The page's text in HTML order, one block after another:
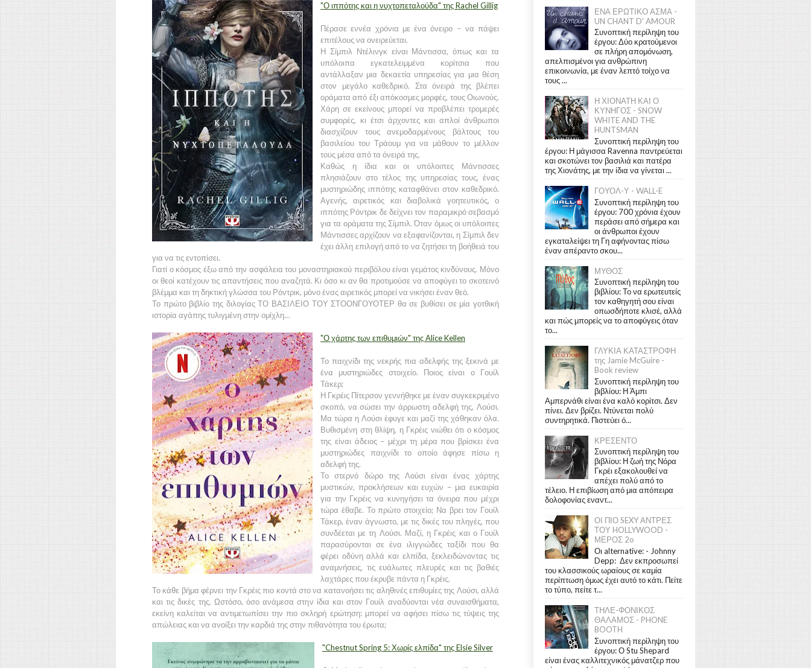
"Ο ιππότης και η νυχτοπεταλούδα" της Rachel Gillig
Πέρασε εννέα χρόνια με ένα όνειρο − να πάψει
επιτέλους να ονειρεύεται.
Η Σίμπιλ Ντέλινγκ είναι Μάντισσα, όπως και τα
υπόλοιπα εγκατελειμμένα κορίτσια που
αντάλλαξαν μια δεκαετία υπηρεσίας για μια θέση
στον μεγάλο καθεδρικό. Στα όνειρά της βλέπει
οράματα από έξι απόκοσμες μορφές, τους Οιωνούς.
Χάρη σε εκείνους μπορεί να προβλέπει τρομερές
συμφορές, κι έτσι άρχοντες και απλοί άνθρωποι
διασχίζουν τους ανεμοδαρμένους βάλτους του
βασιλείου του Τράουμ για να μάθουν το μέλλον
τους μέσα από τα όνειρά της.
Καθώς η ίδια και οι υπόλοιπες Μάντισσες
πλησιάζουν στο τέλος της υπηρεσίας τους, ένας
μυστηριώδης ιππότης καταφθάνει στον καθεδρικό.
Αγενής, αιρετικός και διαβολικά γοητευτικός, ο
ιππότης Ρόντρικ δε δείχνει τον παραμικρό σεβασμό
για τα οράματα της Σίμπιλ. Όταν όμως οι υπόλοιπες
Μάντισσες αρχίζουν να εξαφανίζονται, η Σίμπιλ δεν
έχει άλλη επιλογή από το να ζητήσει τη βοήθειά του
για να τις εντοπίσει.
Γιατί ο κόσμος έξω από την ασφάλεια του μοναστηριακού περιβόλου είναι γεμάτος κινδύνους. Μόνο
οι θεοί κατέχουν τις απαντήσεις που αναζητά. Κι όσο κι αν θα προτιμούσε να αποφύγει το σκοτεινό
βλέμμα και τη δηκτική γλώσσα του Ρόντρικ, μόνο ένας αιρετικός μπορεί να νικήσει έναν θεό.
Το πρώτο βιβλίο της διλογίας ΤΟ ΒΑΣΙΛΕΙΟ ΤΟΥ ΣΤΟΟΝΓΟΥΟΤΕΡ θα σε βυθίσει σε μία γοτθική
ιστορία αγάπης τυλιγμένη στην ομίχλη…
"Ο χάρτης των επιθυμιών" της Alice Kellen
Το παιχνίδι της νεκρής πια αδελφής της ξεκινά με
ένα μυστηριώδες στοιχείο. Ποιος είναι ο Γουίλ
Τάκερ;
Η Γκρέις Πίτερσον γεννήθηκε με έναν συγκεκριμένο
σκοπό, να σώσει την άρρωστη αδελφή της, Λούσι.
Μα τώρα η Λούσι έφυγε και μαζί της χάθηκαν όλα.
Βυθισμένη στη θλίψη, η Γκρέις νιώθει ότι ο κόσμος
της είναι άδειος – μέχρι τη μέρα που βρίσκει ένα
μυστηριώδες παιχνίδι το οποίο άφησε πίσω η
αδελφή της.
Το στερνό δώρο της Λούσι είναι ένας χάρτης
μυστικών, προκλήσεων και ευχών – μια ευκαιρία
για την Γκρέις να κυνηγήσει τα όνειρα που μέχρι
τώρα έθαβε. Το πρώτο στοιχείο; Να βρει τον Γουίλ
Τάκερ, έναν άγνωστο, με τις δικές του πληγές, που
συνδέεται με τη Λούσι. Μαζί, η Γκρέις και ο Γουίλ
παρασύρονται σε ένα ιλιγγιώδες ταξίδι που θα
φέρει οδύνη αλλά και ελπίδα, ξεκλειδώνοντας τις
αναμνήσεις, τις ευάλωτες πλευρές και τις βαθιές
λαχτάρες που έκρυβε πάντα η Γκρέις.
Το κάθε βήμα φέρνει την Γκρέις πιο κοντά στο να κατανοήσει τις αληθινές επιθυμίες της Λούσι, αλλά
και τις δικές της. Ωστόσο, όσο ανάμεσα στην ίδια και στον Γουίλ αναδύονται νέα συναισθήματα,
εκείνη καλείται να αντιμετωπίσει την πιο σκληρή ερώτηση: μπορεί να αφήσει πίσω τις τύψεις της
απώλειας και να ανοίξει την καρδιά της στην πιθανότητα του έρωτα;
"Chestnut Spring 5: Χωρίς ελπίδα" της Elsie Silver
ΕΝΑ ΕΡΩΤΙΚΟ ΑΣΜΑ -
UN CHANT D' AMOUR
Συνοπτική περίληψη του
έργου: Δύο κρατούμενοι
σε πλήρη απομόνωση,
απελπισμένοι για ανθρώπινη
επικοινωνία, με έναν λεπτό τοίχο να
τους ...
Η ΧΙΟΝΑΤΗ ΚΑΙ Ο
ΚΥΝΗΓΟΣ - SNOW
WHITE AND THE
HUNTSMAN
Συνοπτική περίληψη του
έργου: Η μάγισσα Ravenna παντρεύεται
και σκοτώνει τον βασιλιά και πατέρα
της Χιονάτης, με την ίδια να γίνεται ...
ΓΟΥΟΛ-Υ - WALL-E
Συνοπτική περίληψη του
έργου: 700 χρόνια έχουν
περάσει από σήμερα και
οι άνθρωποι έχουν
εγκαταλείψει τη Γη αφήνοντας πίσω
έναν απέραντο σκου...
ΜΥΘΟΣ
Συνοπτική περίληψη του
βιβλίου: Το να ερωτευτείς
τον καθηγητή σου είναι
οπωσδήποτε κλισέ, αλλά
και πώς μπορείς να το αποφύγεις όταν
το...
ΓΛΥΚΙΑ ΚΑΤΑΣΤΡΟΦΗ
της Jamie McGuire -
Book review
Συνοπτική περίληψη του
βιβλίου: Η Άμπι
Αμπερνάθι είναι ένα καλό κορίτσι. Δεν
πίνει. Δεν βρίζει. Ντύνεται πολύ
συντηρητικά. Πιστεύει ό...
ΚΡΕΣΕΝΤΟ
Συνοπτική περίληψη του
βιβλίου: Η ζωή της Νόρα
Γκρέι εξακολουθεί να
απέχει πολύ από το
τέλειο. Η επιβίωση από μια απόπειρα
δολοφονίας εναντ...
ΟΙ ΠΙΟ SEXY ΑΝΤΡΕΣ
ΤΟΥ HOLLYWOOD -
ΜΕΡΟΣ 2ο
Οι alternative: - Johnny
Depp: Δεν εκπροσωπεί
του κλασσικούς ωραίους σε καμία
περίπτωση όμως έχει αυτό το κάτι. Πείτε
το τύπο, πείτε τ...
ΤΗΛΕ-ΦΟΝΙΚΟΣ
ΘΑΛΑΜΟΣ - PHONE
BOOTH
Συνοπτική περίληψη του
έργου: Ο Stu Shepard
είναι ένας καλλιτεχνικός μάνατζερ που